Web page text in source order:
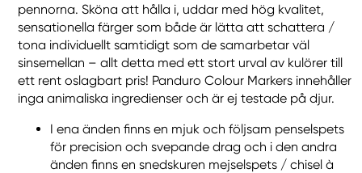
pennorna. Sköna att hålla i, uddar med hög kvalitet,
sensationella färger som både är lätta att schattera /
tona individuellt samtidigt som de samarbetar väl
sinsemellan – allt detta med ett stort urval av kulörer till
ett rent oslagbart pris! Panduro Colour Markers innehåller
inga animaliska ingredienser och är ej testade på djur.
I ena änden finns en mjuk och följsam penselspets
för precision och svepande drag och i den andra
änden finns en snedskuren mejselspets / chisel à